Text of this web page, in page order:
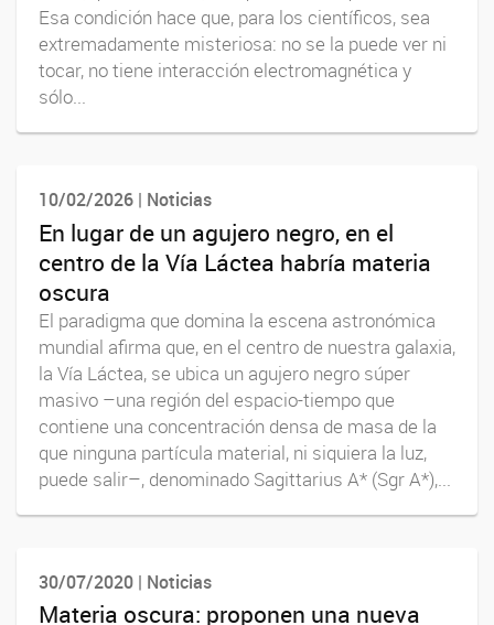
Esa condición hace que, para los científicos, sea
extremadamente misteriosa: no se la puede ver ni
tocar, no tiene interacción electromagnética y
sólo...
10/02/2026 | Noticias
En lugar de un agujero negro, en el
centro de la Vía Láctea habría materia
oscura
El paradigma que domina la escena astronómica
mundial afirma que, en el centro de nuestra galaxia,
la Vía Láctea, se ubica un agujero negro súper
masivo –una región del espacio-tiempo que
contiene una concentración densa de masa de la
que ninguna partícula material, ni siquiera la luz,
puede salir–, denominado Sagittarius A* (Sgr A*),...
30/07/2020 | Noticias
Materia oscura: proponen una nueva